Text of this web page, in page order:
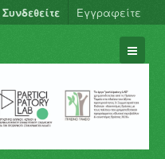
Συνδεθείτε Εγγραφείτε